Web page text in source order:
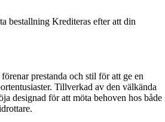
bestallning Krediteras efter att din
prestanda och stil för att ge en
Tillverkad av den välkända
designad för att möta behoven hos både